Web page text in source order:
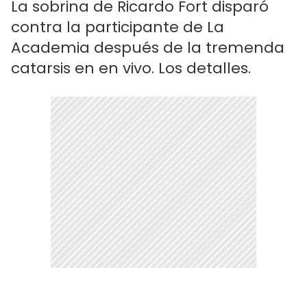
La sobrina de Ricardo Fort disparó
contra la participante de La
Academia después de la tremenda
catarsis en en vivo. Los detalles.